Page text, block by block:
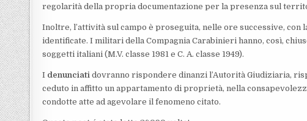
regolarità della propria documentazione per la presenza sul
Inoltre, l’attività sul campo è proseguita, nelle ore successive,
identificate. I militari della Compagnia Carabinieri hanno, così,
soggetti italiani (M.V. classe 1981 e C. A. classe 1949).
I denunciati dovranno rispondere dinanzi l’Autorità Giudiziaria,
ceduto in affitto un appartamento di proprietà, nella
condotte atte ad agevolare il fenomeno citato.